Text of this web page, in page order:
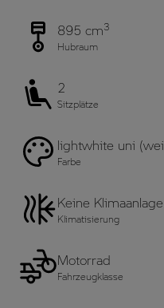
895 cm3
Hubraum
2
Sitzplätze
lightwhite uni
Farbe
Keine
Klimatisierung
Motorrad
Fahrzeugklasse